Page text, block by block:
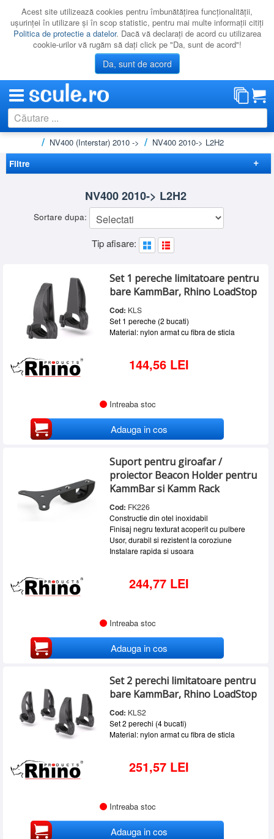
Acest site utilizează cookies pentru îmbunătăţirea funcţionalităţii,
uşurinţei în utilizare şi în scop statistic, pentru mai multe informaţii citiţi
Politica de protectie a datelor. Dacă vă declaraţi de acord cu utilizarea
cookie-urilor vă rugăm să daţi click pe "Da, sunt de acord"!
Da, sunt de acord
CATEGORII
PROMOTII
LICHIDARE
SERVICE
INCHIRIERI
BLOG
AUTENTIFICARE
NV400 (Interstar) 2010 ->
NV400 2010-> L2H2
Filtre
NV400 2010-> L2H2
Sortare dupa:
Tip afisare:
Set 1 pereche limitatoare pentru
bare KammBar, Rhino LoadStop
Cod: KLS
Set 1 pereche (2 bucati)
Material: nylon armat cu fibra de sticla
144,56 LEI
Intreaba stoc
Adauga in cos
Suport pentru giroafar /
proiector Beacon Holder pentru
KammBar si Kamm Rack
Cod: FK226
Constructie din otel inoxidabil
Finisaj negru texturat acoperit cu pulbere
Usor, durabil si rezistent la coroziune
Instalare rapida si usoara
244,77 LEI
Intreaba stoc
Adauga in cos
Set 2 perechi limitatoare pentru
bare KammBar, Rhino LoadStop
Cod: KLS2
Set 2 perechi (4 bucati)
Material: nylon armat cu fibra de sticla
251,57 LEI
Intreaba stoc
Adauga in cos